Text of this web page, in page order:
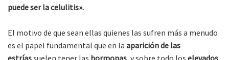
puede ser la celulitis».
El motivo de que sean ellas quienes las sufren más a menudo
es el papel fundamental que en la aparición de las
estríassuelen tener las hormonas, y sobre todo los elevados